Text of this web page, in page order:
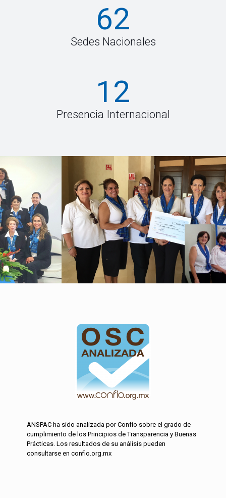
62
Sedes Nacionales
12
Presencia Internacional
ANSPAC ha sido analizada por Confío sobre el grado de
cumplimiento de los Principios de Transparencia y Buenas
Prácticas. Los resultados de su análisis pueden
consultarse en confio.org.mx